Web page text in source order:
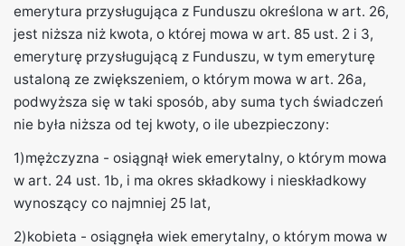
emerytura przysługująca z Funduszu określona w art. 26,
jest niższa niż kwota, o której mowa w art. 85 ust. 2 i 3,
emeryturę przysługującą z Funduszu, w tym emeryturę
ustaloną ze zwiększeniem, o którym mowa w art. 26a,
podwyższa się w taki sposób, aby suma tych świadczeń
nie była niższa od tej kwoty, o ile ubezpieczony:
1)mężczyzna - osiągnął wiek emerytalny, o którym mowa
w art. 24 ust. 1b, i ma okres składkowy i nieskładkowy
wynoszący co najmniej 25 lat,
2)kobieta - osiągnęła wiek emerytalny, o którym mowa w